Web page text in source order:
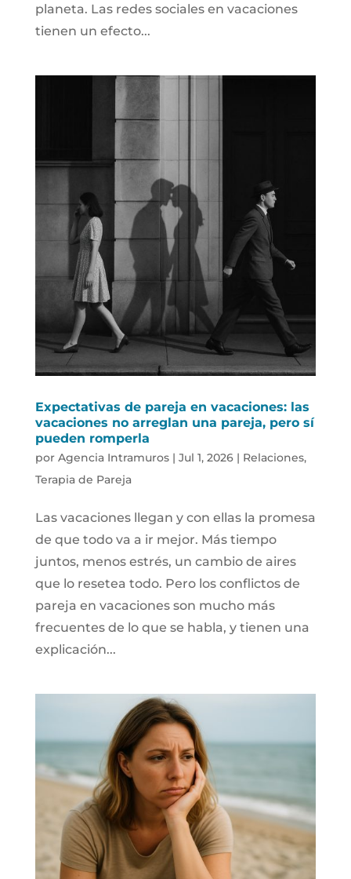
planeta. Las redes sociales en vacaciones
tienen un efecto...
Expectativas de pareja en vacaciones: las
vacaciones no arreglan una pareja, pero sí
pueden romperla
por Agencia Intramuros| Jul 1, 2026| Relaciones,
Terapia de Pareja
Las vacaciones llegan y con ellas la promesa
de que todo va a ir mejor. Más tiempo
juntos, menos estrés, un cambio de aires
que lo resetea todo. Pero los conflictos de
pareja en vacaciones son mucho más
frecuentes de lo que se habla, y tienen una
explicación...